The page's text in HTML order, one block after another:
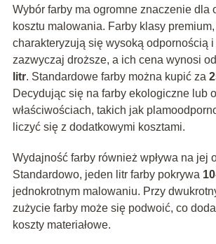
Wybór farby ma ogromne znaczenie dla
kosztu malowania. Farby klasy
charakteryzują się wysoką odpornością i
zazwyczaj droższe, a ich cena wynosi od
litr. Standardowe farby można kupić za
Decydując się na farby ekologiczne lub
właściwościach, takich jak
liczyć się z dodatkowymi kosztami.
Wydajność farby również wpływa na jej
Standardowo, jeden litr farby pokrywa
jednokrotnym malowaniu. Przy
zużycie farby może się podwoić, co
koszty materiałowe.